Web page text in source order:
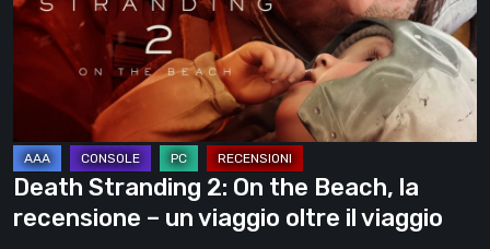
the
Beach,
recensione
–
un
viaggio
oltre
Death Stranding 2: On the Beach, la
recensione – un viaggio oltre il viaggio